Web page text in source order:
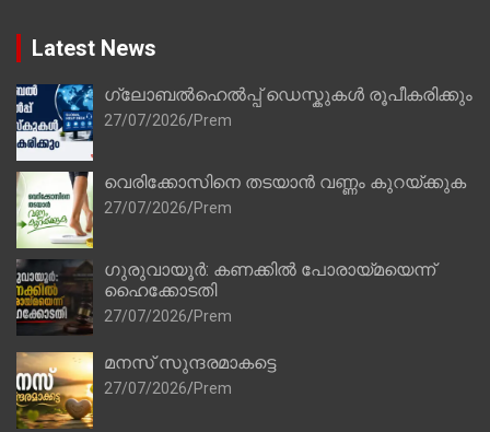
Latest News
ഗ്ലോബൽഹെൽപ്പ് ഡെസ്കുകൾ രൂപീകരിക്കും
27/07/2026 Prem
വെരിക്കോസിനെ തടയാൻ വണ്ണം കുറയ്ക്കുക
27/07/2026 Prem
ഗുരുവായൂർ: കണക്കിൽ പോരായ്മയെന്ന്
ഹൈക്കോടതി
27/07/2026 Prem
മനസ് സുന്ദരമാകട്ടെ
27/07/2026 Prem